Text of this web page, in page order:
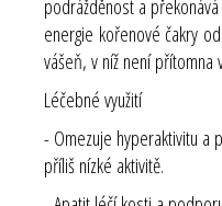
podrážděnost a
energie kořenové čakry
vášeň, v níž není přítomna
Léčebné využití
- Omezuje hyperaktivitu a
příliš nízké aktivitě.